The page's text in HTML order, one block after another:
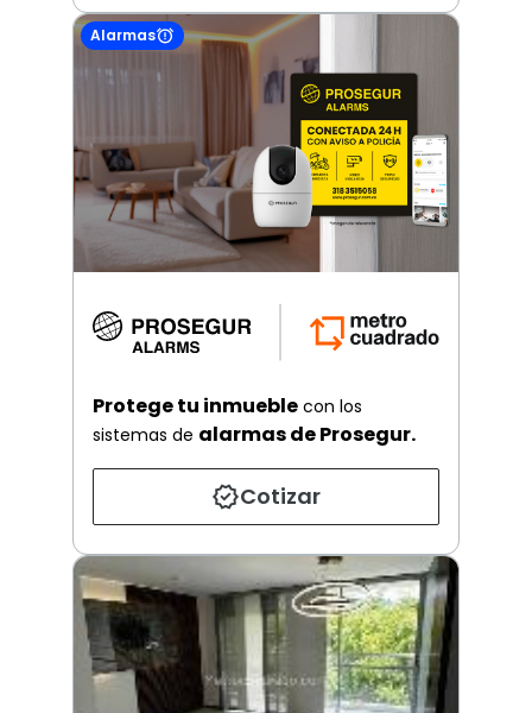
Alarmas
Protege tu inmueble con los
sistemas de alarmas de Prosegur.
Cotizar